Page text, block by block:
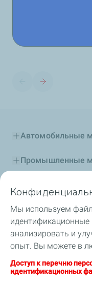
Автомобильные
Промышленные
Специальные
Автоспорт и
Мы используем
анализировать и
опыт. Вы можете в
файлов cookie,
файлами cookie».
Доступ к перечню
идентификационных